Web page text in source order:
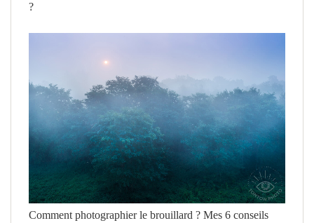
?
Comment photographier le brouillard ? Mes 6 conseils